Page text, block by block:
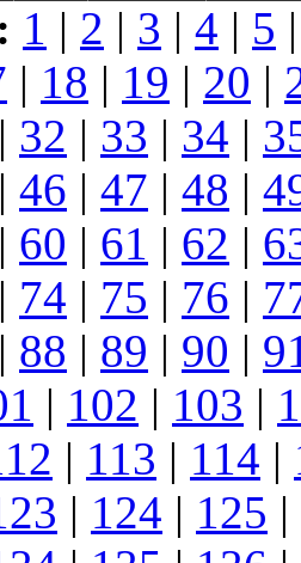
1 | 2 | 3 | 4 | 5
| 18 | 19 | 20 |
| 32 | 33 | 34 |
| 46 | 47 | 48 |
| 60 | 61 | 62 |
| 74 | 75 | 76 |
| 88 | 89 | 90 |
| 102 | 103 |
| 113 | 114 |
| 124 | 125 |